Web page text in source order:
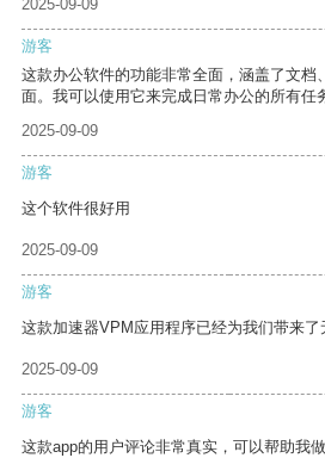
2025-09-09
游客
这款办公软件的功能非常全面，涵盖了文档
面。我可以使用它来完成日常办公的所有任
2025-09-09
游客
这个软件很好用
2025-09-09
游客
这款加速器VPM应用程序已经为我们带来了
2025-09-09
游客
这款app的用户评论非常真实，可以帮助我